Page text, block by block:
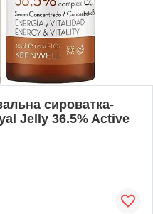
сироватка-
Jelly 36.5% Active